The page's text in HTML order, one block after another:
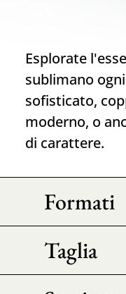
Esplorate
sublimano
sofisticato,
moderno, o
di carattere.
Formati
Taglia